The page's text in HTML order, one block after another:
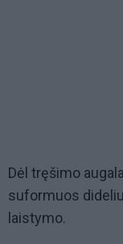
Dėl tręšimo
suformuos
laistymo.